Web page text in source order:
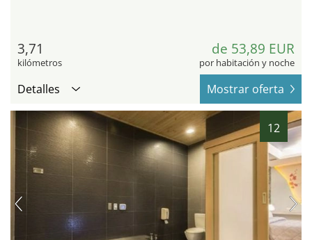
3,71
kilómetros
de 53,89 EUR
por habitación y noche
Detalles Mostrar oferta
12